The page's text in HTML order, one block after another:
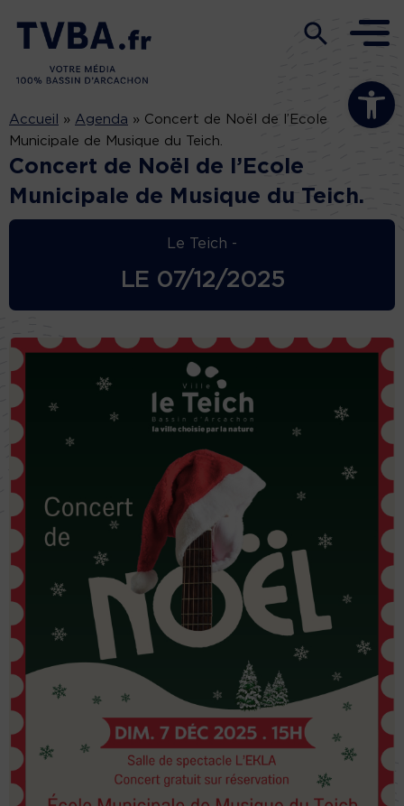
Ouvrir la
Accueil » Agenda » Concert de Noël de l’Ecole
Municipale de Musique du Teich.
Concert de Noël de l’Ecole
Municipale de Musique du Teich.
Le Teich -
LE 07/12/2025